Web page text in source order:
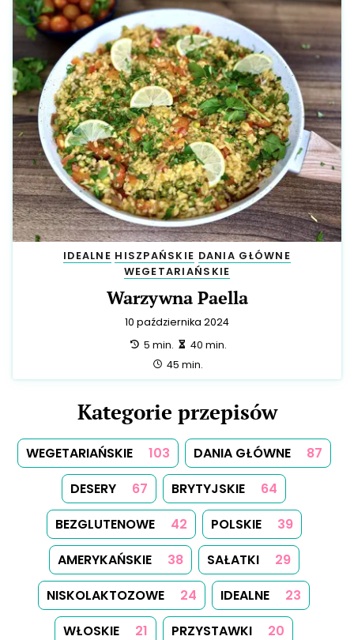
IDEALNE HISZPAŃSKIE DANIA GŁÓWNE
WEGETARIAŃSKIE
Warzywna Paella
10 października 2024
przygotowanie:
5 min. zrobienie:
40 min.
całość:
45 min.
Kategorie przepisów
WEGETARIAŃSKIE 103 DANIA GŁÓWNE
87
DESERY
67 BRYTYJSKIE
64
BEZGLUTENOWE
42 POLSKIE
39
AMERYKAŃSKIE
38 SAŁATKI
29
NISKOLAKTOZOWE
24 IDEALNE
23
WŁOSKIE
21 PRZYSTAWKI
20